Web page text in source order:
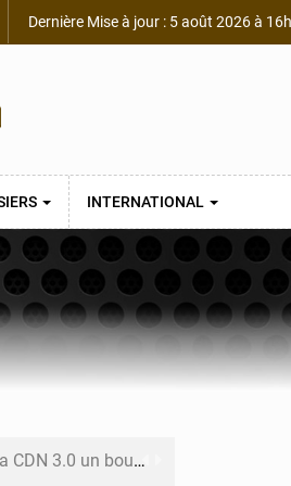
Dernière Mise à jour : 5 août 2026 à
INTERNATIONAL
bouclier économique